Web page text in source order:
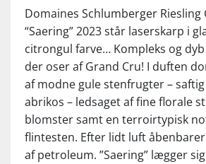
Cru’er. Til prisen et helt exceptionelt
Nyd den til fyldige retter med fisk og
samt lyst kød. Prøv også røgvarer, lette
kraftige oste. Servér ved 10-13°C.
Domaines Schlumberger Riesling
“Saering” 2023 står laserskarp i
citrongul farve… Kompleks og
der oser af Grand Cru! I duften
af modne gule stenfrugter –
abrikos – ledsaget af fine florale
blomster samt en terroirtypisk
flintesten. Efter lidt luft
af petroleum. ”Saering” lægger